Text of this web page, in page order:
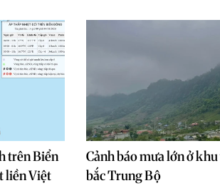
trên Biển
liền Việt
Cảnh báo mưa lớn ở
bắc Trung Bộ